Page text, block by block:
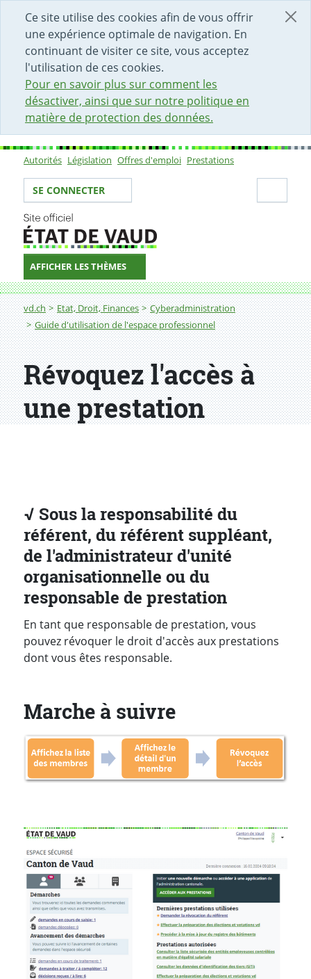
Ce site utilise des cookies afin de vous offrir
une expérience optimale de navigation. En
continuant de visiter ce site, vous acceptez
l'utilisation de ces cookies.
Pour en savoir plus sur comment les
désactiver, ainsi que sur notre politique en
matière de protection des données.
DÉBUT DU CONTENU DE LA PAGE
ACCÈS AU CHAMP DE RECHERCHE
PAGE D'ACCUEIL
FORMULAIRE DE CONTACT
Sous-navigation
Autorités Législation Offres d'emploi Prestations
Votre identité
SE CONNECTER
AFFICHER LES THÈMES
Fil d'Ariane
vd.ch Etat, Droit, Finances
Cyberadministration
Guide d'utilisation de l'espace professionnel
Révoquez l'accès à une prestation
Révoquez l'accès à
une prestation
√ Sous la responsabilité du
référent, du référent suppléant,
de l'administrateur d'unité
organisationnelle ou du
responsable de prestation
En tant que responsable de prestation, vous
pouvez révoquer le droit d'accès aux prestations
dont vous êtes responsable.
Marche à suivre